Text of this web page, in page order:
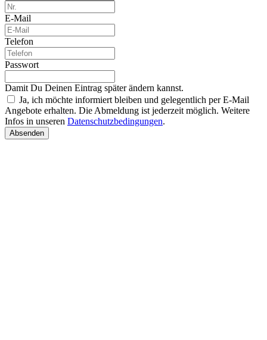
E-Mail
Telefon
Passwort
Damit Du Deinen Eintrag später ändern kannst.
Ja, ich möchte informiert bleiben und gelegentlich per E-Mail
Angebote erhalten. Die Abmeldung ist jederzeit möglich. Weitere
Infos in unseren Datenschutzbedingungen.
Absenden